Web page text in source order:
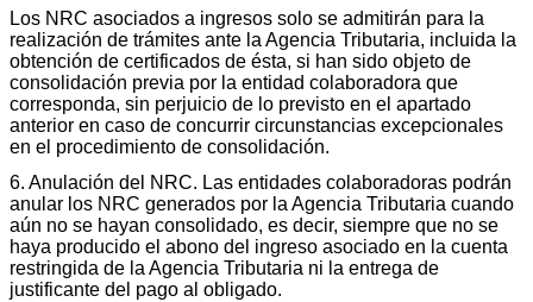
Los NRC asociados a ingresos solo se admitirán para la
realización de trámites ante la Agencia Tributaria, incluida la
obtención de certificados de ésta, si han sido objeto de
consolidación previa por la entidad colaboradora que
corresponda, sin perjuicio de lo previsto en el apartado
anterior en caso de concurrir circunstancias excepcionales
en el procedimiento de consolidación.
6. Anulación del NRC. Las entidades colaboradoras podrán
anular los NRC generados por la Agencia Tributaria cuando
aún no se hayan consolidado, es decir, siempre que no se
haya producido el abono del ingreso asociado en la cuenta
restringida de la Agencia Tributaria ni la entrega de
justificante del pago al obligado.